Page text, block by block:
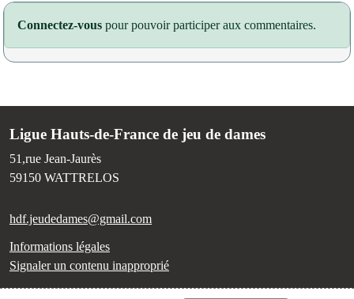
Connectez-vous pour pouvoir participer aux commentaires.
Ligue Hauts-de-France de jeu de dames
51,rue Jean-Jaurès
59150 WATTRELOS
hdf.jeudedames@gmail.com
Informations légales
Signaler un contenu inapproprié